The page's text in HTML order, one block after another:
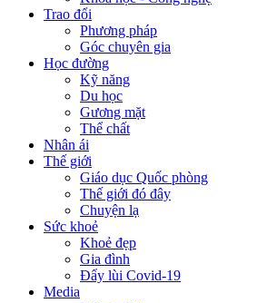
Trao đổi
Phương pháp
Góc chuyên gia
Học đường
Kỹ năng
Du học
Gương mặt
Thể chất
Nhân ái
Thế giới
Giáo dục Quốc phòng
Thế giới đó đây
Chuyện lạ
Sức khoẻ
Khoẻ đẹp
Gia đình
Đẩy lùi Covid-19
Media